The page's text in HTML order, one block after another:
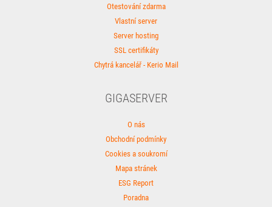
Otestování zdarma
Vlastní server
Server hosting
SSL certifikáty
Chytrá kancelář - Kerio Mail
GIGASERVER
O nás
Obchodní podmínky
Cookies a soukromí
Mapa stránek
ESG Report
Poradna